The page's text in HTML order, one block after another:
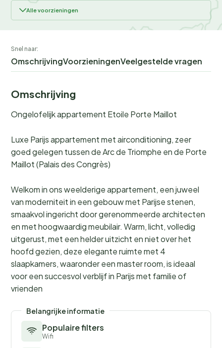
Alle voorzieningen
Snel naar:
OmschrijvingVoorzieningenVeelgestelde vragen
Omschrijving
Ongelofelijk appartement Etoile Porte Maillot
Luxe Parijs appartement met airconditioning, zeer
goed gelegen tussen de Arc de Triomphe en de Porte
Maillot (Palais des Congrès)
Welkom in ons weelderige appartement, een juweel
van moderniteit in een gebouw met Parijse stenen,
smaakvol ingericht door gerenommeerde architecten
en met hoogwaardig meubilair. Warm, licht, volledig
uitgerust, met een helder uitzicht en niet over het
hoofd gezien, deze elegante ruimte met 4
slaapkamers, waaronder een master room, is ideaal
voor een succesvol verblijf in Parijs met familie of
vrienden
Belangrijke informatie
Populaire filters
Wifi